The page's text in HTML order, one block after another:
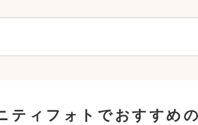
ティフォトでおすすめ